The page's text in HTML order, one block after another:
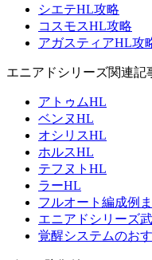
シエテHL攻略
コスモスHL攻略
アガスティアHL攻
エニアドシリーズ関連記
アトゥムHL
ベンヌHL
オシリスHL
ホルスHL
テフヌトHL
ラーHL
フルオート編成例
エニアドシリーズ
覚醒システムのお